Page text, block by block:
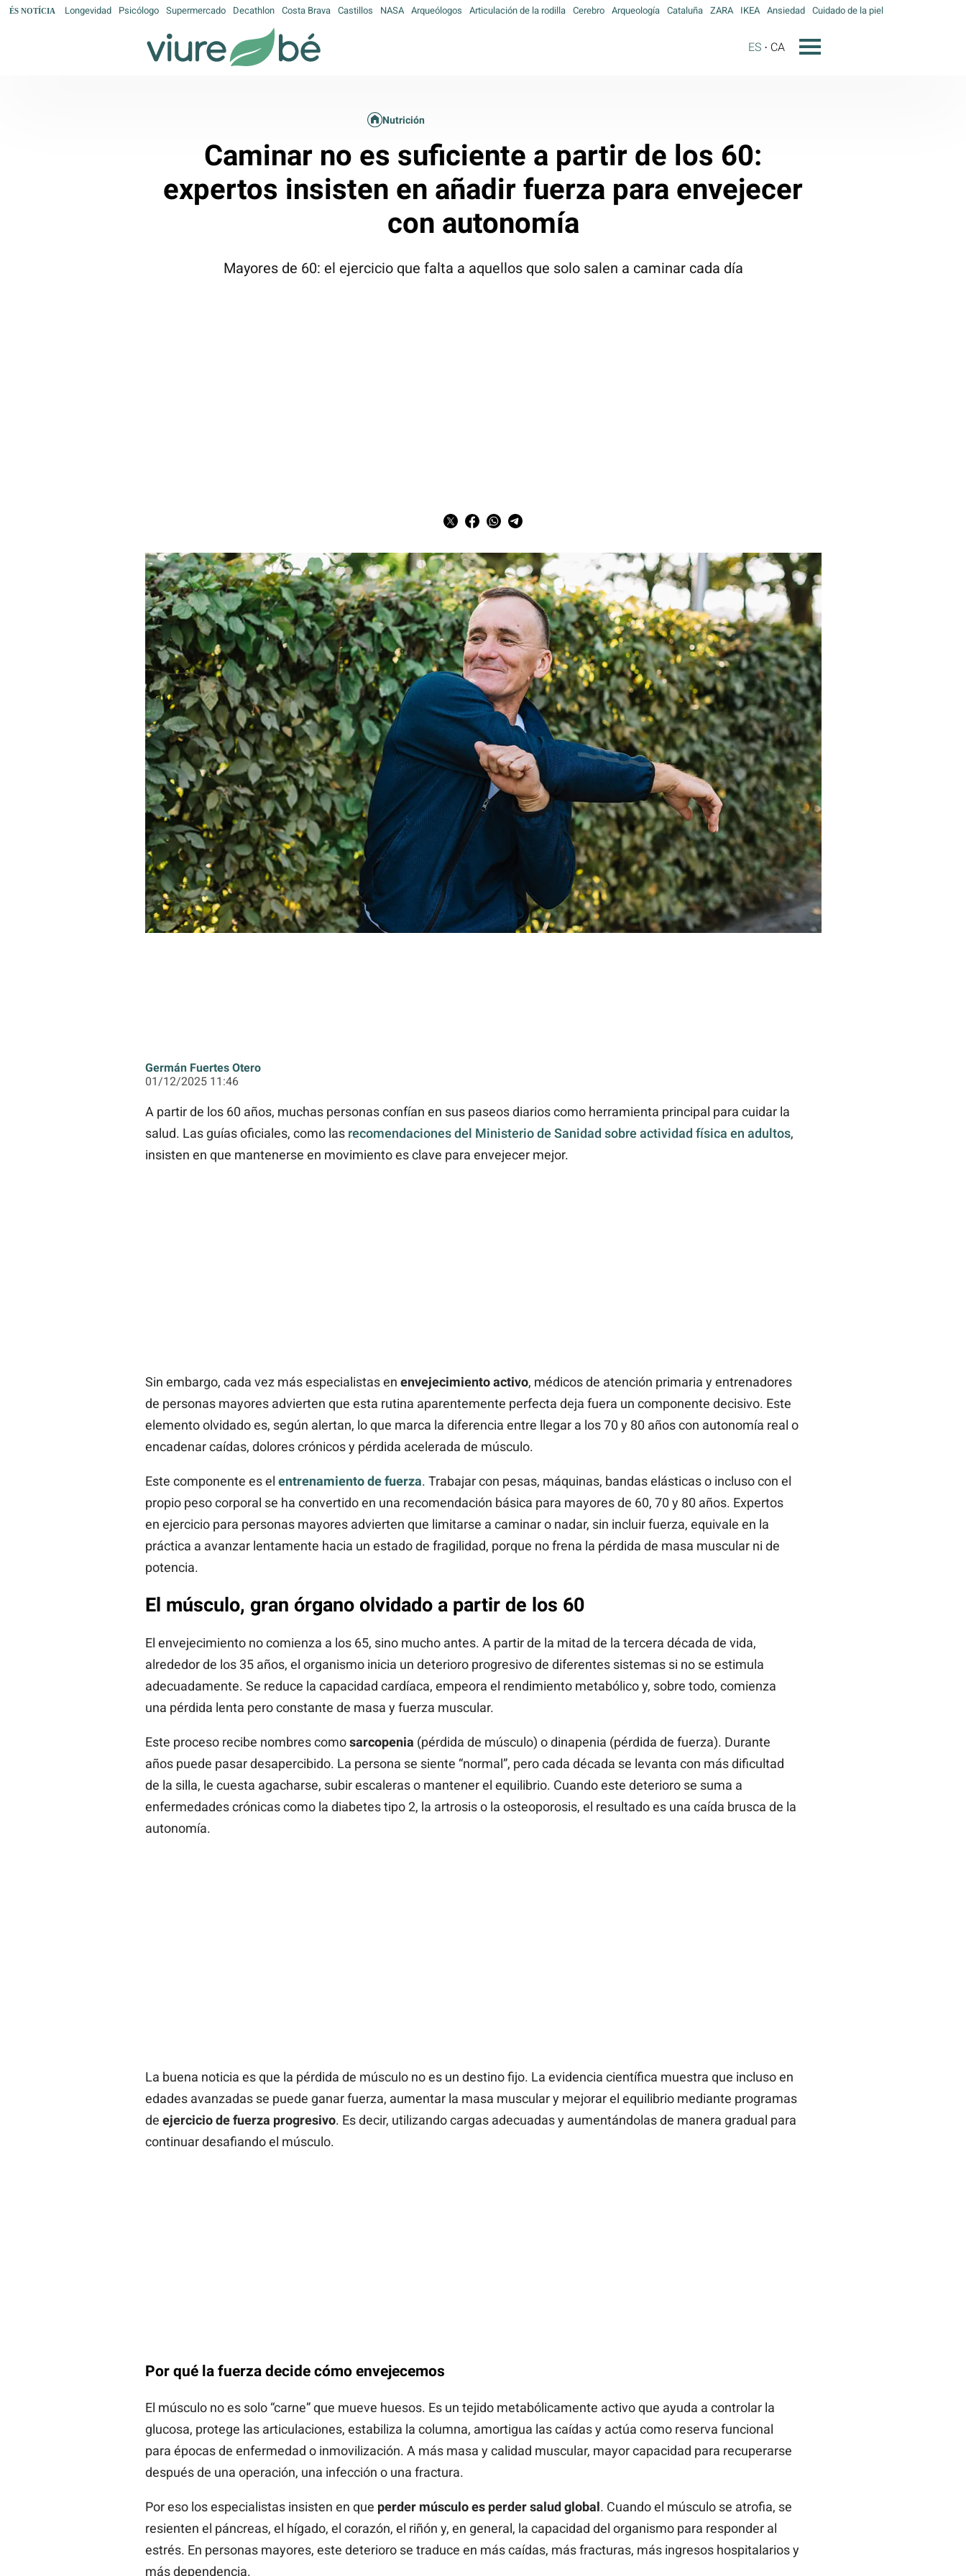
ÉS NOTÍCIA Longevidad Psicólogo Supermercado Decathlon Costa Brava Castillos NASA Arqueólogos Articulación de la rodilla Cerebro Arqueología Cataluña ZARA IKEA Ansiedad Cuidado de la piel
ES CA
Nutrición
Caminar no es suficiente a partir de los 60:
expertos insisten en añadir fuerza para envejecer
con autonomía
Mayores de 60: el ejercicio que falta a aquellos que solo salen a caminar cada día
Germán Fuertes Otero
01/12/2025 11:46
A partir de los 60 años, muchas personas confían en sus paseos diarios como herramienta principal para cuidar la
salud. Las guías oficiales, como las recomendaciones del Ministerio de Sanidad sobre actividad física en adultos,
insisten en que mantenerse en movimiento es clave para envejecer mejor.
Sin embargo, cada vez más especialistas en envejecimiento activo, médicos de atención primaria y entrenadores
de personas mayores advierten que esta rutina aparentemente perfecta deja fuera un componente decisivo. Este
elemento olvidado es, según alertan, lo que marca la diferencia entre llegar a los 70 y 80 años con autonomía real o
encadenar caídas, dolores crónicos y pérdida acelerada de músculo.
Este componente es el entrenamiento de fuerza. Trabajar con pesas, máquinas, bandas elásticas o incluso con el
propio peso corporal se ha convertido en una recomendación básica para mayores de 60, 70 y 80 años. Expertos
en ejercicio para personas mayores advierten que limitarse a caminar o nadar, sin incluir fuerza, equivale en la
práctica a avanzar lentamente hacia un estado de fragilidad, porque no frena la pérdida de masa muscular ni de
potencia.
El músculo, gran órgano olvidado a partir de los 60
El envejecimiento no comienza a los 65, sino mucho antes. A partir de la mitad de la tercera década de vida,
alrededor de los 35 años, el organismo inicia un deterioro progresivo de diferentes sistemas si no se estimula
adecuadamente. Se reduce la capacidad cardíaca, empeora el rendimiento metabólico y, sobre todo, comienza
una pérdida lenta pero constante de masa y fuerza muscular.
Este proceso recibe nombres comosarcopenia (pérdida de músculo) o dinapenia (pérdida de fuerza). Durante
años puede pasar desapercibido. La persona se siente “normal”, pero cada década se levanta con más dificultad
de la silla, le cuesta agacharse, subir escaleras o mantener el equilibrio. Cuando este deterioro se suma a
enfermedades crónicas como la diabetes tipo 2, la artrosis o la osteoporosis, el resultado es una caída brusca de la
autonomía.
La buena noticia es que la pérdida de músculo no es un destino fijo. La evidencia científica muestra que incluso en
edades avanzadas se puede ganar fuerza, aumentar la masa muscular y mejorar el equilibrio mediante programas
de ejercicio de fuerza progresivo. Es decir, utilizando cargas adecuadas y aumentándolas de manera gradual para
continuar desafiando el músculo.
Por qué la fuerza decide cómo envejecemos
El músculo no es solo “carne” que mueve huesos. Es un tejido metabólicamente activo que ayuda a controlar la
glucosa, protege las articulaciones, estabiliza la columna, amortigua las caídas y actúa como reserva funcional
para épocas de enfermedad o inmovilización. A más masa y calidad muscular, mayor capacidad para recuperarse
después de una operación, una infección o una fractura.
Por eso los especialistas insisten en que perder músculo es perder salud global. Cuando el músculo se atrofia, se
resienten el páncreas, el hígado, el corazón, el riñón y, en general, la capacidad del organismo para responder al
estrés. En personas mayores, este deterioro se traduce en más caídas, más fracturas, más ingresos hospitalarios y
más dependencia.